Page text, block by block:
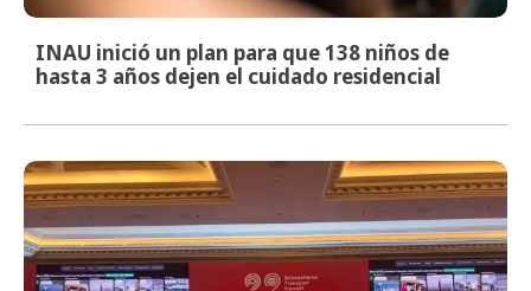
INAU inició un plan para que 138 niños de
hasta 3 años dejen el cuidado residencial